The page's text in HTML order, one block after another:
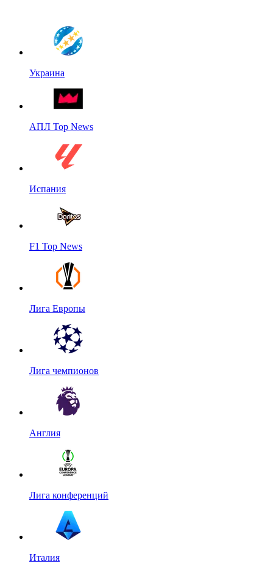
Украина
АПЛ Top News
Испания
F1 Top News
Лига Европы
Лига чемпионов
Англия
Лига конференций
Италия